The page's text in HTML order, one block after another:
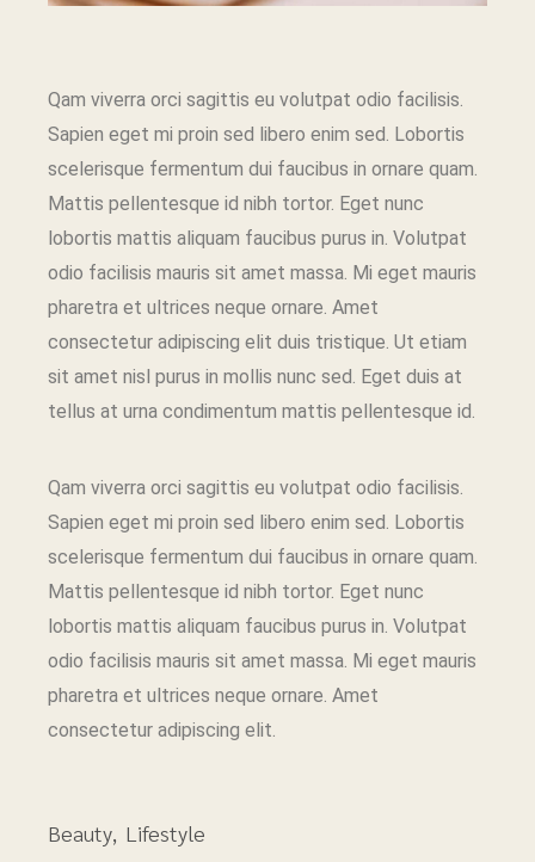
Qam viverra orci sagittis eu volutpat odio facilisis.
Sapien eget mi proin sed libero enim sed. Lobortis
scelerisque fermentum dui faucibus in ornare quam.
Mattis pellentesque id nibh tortor. Eget nunc
lobortis mattis aliquam faucibus purus in. Volutpat
odio facilisis mauris sit amet massa. Mi eget mauris
pharetra et ultrices neque ornare. Amet
consectetur adipiscing elit duis tristique. Ut etiam
sit amet nisl purus in mollis nunc sed. Eget duis at
tellus at urna condimentum mattis pellentesque id.
Qam viverra orci sagittis eu volutpat odio facilisis.
Sapien eget mi proin sed libero enim sed. Lobortis
scelerisque fermentum dui faucibus in ornare quam.
Mattis pellentesque id nibh tortor. Eget nunc
lobortis mattis aliquam faucibus purus in. Volutpat
odio facilisis mauris sit amet massa. Mi eget mauris
pharetra et ultrices neque ornare. Amet
consectetur adipiscing elit.
Beauty Lifestyle